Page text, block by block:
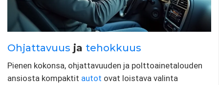
Ohjattavuus ja tehokkuus
Pienen kokonsa, ohjattavuuden ja polttoainetalouden
ansiosta kompaktit autot ovat loistava valinta